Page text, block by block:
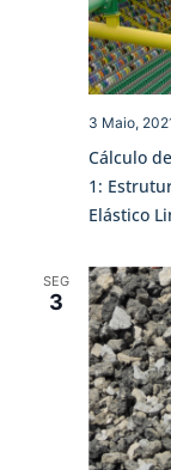
Cálculo
1:
Elástico
3 Maio,
SEG
3